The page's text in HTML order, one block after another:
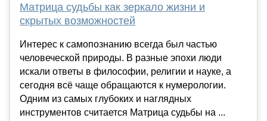
Матрица судьбы как зеркало жизни и
скрытых возможностей
Интерес к самопознанию всегда был частью
человеческой природы. В разные эпохи люди
искали ответы в философии, религии и науке, а
сегодня всё чаще обращаются к нумерологии.
Одним из самых глубоких и наглядных
инструментов считается Матрица судьбы на ...